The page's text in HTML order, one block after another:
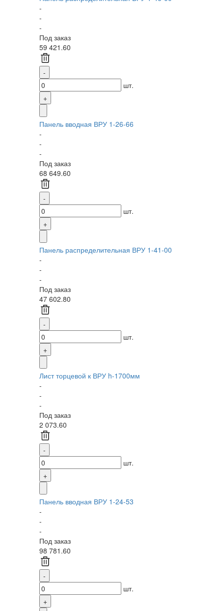
-
-
-
Под заказ
59 421.60
шт.
Панель вводная ВРУ 1-26-66
-
-
-
Под заказ
68 649.60
шт.
Панель распределительная ВРУ 1-41-00
-
-
-
Под заказ
47 602.80
шт.
Лист торцевой к ВРУ h-1700мм
-
-
-
Под заказ
2 073.60
шт.
Панель вводная ВРУ 1-24-53
-
-
-
Под заказ
98 781.60
шт.